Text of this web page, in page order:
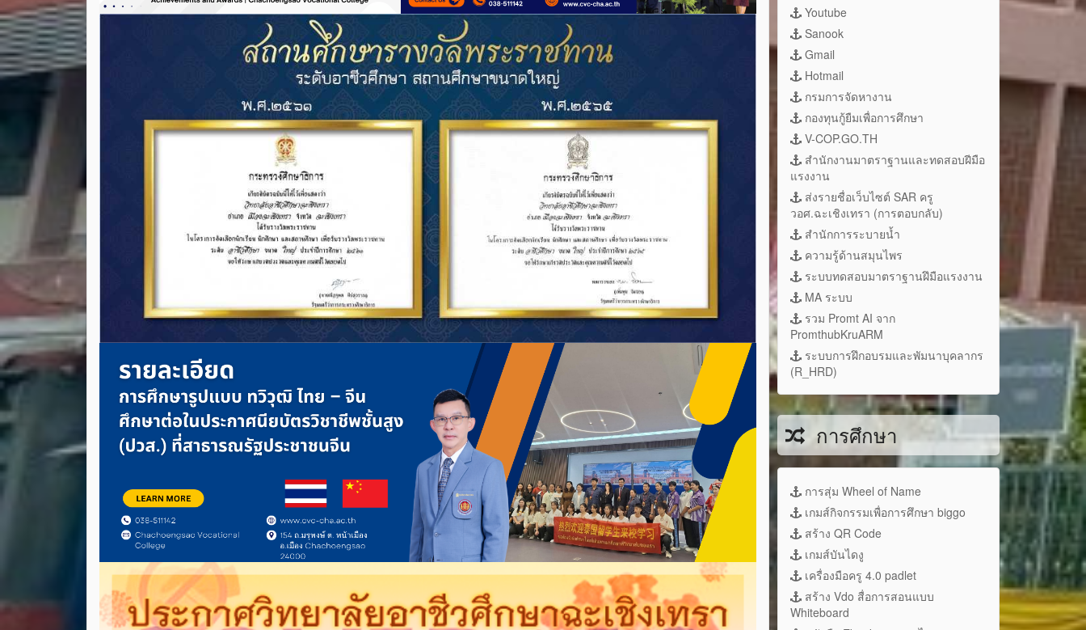
Youtube
Sanook
Gmail
Hotmail
กรมการจัดหางาน
กองทุนกู้ยืมเพื่อการศึกษา
V-COP.GO.TH
สำนักงานมาตราฐานและทดสอบฝีมือ
แรงงาน
ส่งรายชื่อเว็บไซต์ SAR ครู
วอศ.ฉะเชิงเทรา (การตอบกลับ)
สำนักการระบายน้ำ
ความรู้ด้านสมุนไพร
ระบบทดสอบมาตราฐานฝึมือแรงงาน
MA ระบบ
รวม Promt AI จาก
PromthubKruARM
ระบบการฝึกอบรมและพัมนาบุคลากร
(R_HRD)
การศึกษา
การสุ่ม Wheel of Name
เกมส์กิจกรรมเพื่อการศึกษา biggo
สร้าง QR Code
เกมส์บันไดงู
เครื่องมือครู 4.0 padlet
สร้าง Vdo สื่อการสอนแบบ
Whiteboard